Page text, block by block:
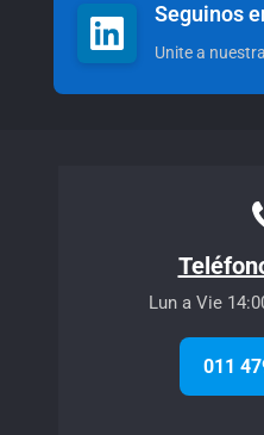
Seguinos
Unite a
Lun a Vie
011